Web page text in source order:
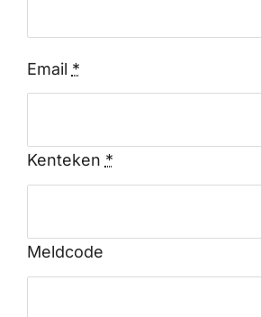
Email *
Kenteken *
Meldcode